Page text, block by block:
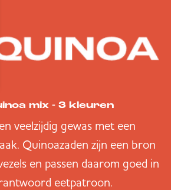
mix - 3 kleuren
veelzijdig gewas met een
Quinoazaden zijn een bron
en passen daarom goed in
eetpatroon.